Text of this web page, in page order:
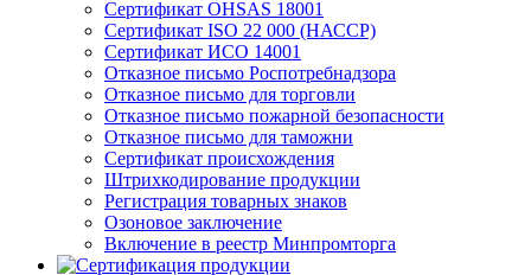
Сертификат OHSAS 18001
Сертификат ISO 22 000 (НАССР)
Сертификат ИСО 14001
Отказное письмо Роспотребнадзора
Отказное письмо для торговли
Отказное письмо пожарной безопасности
Отказное письмо для таможни
Сертификат происхождения
Штрихкодирование продукции
Регистрация товарных знаков
Озоновое заключение
Включение в реестр Минпромторга